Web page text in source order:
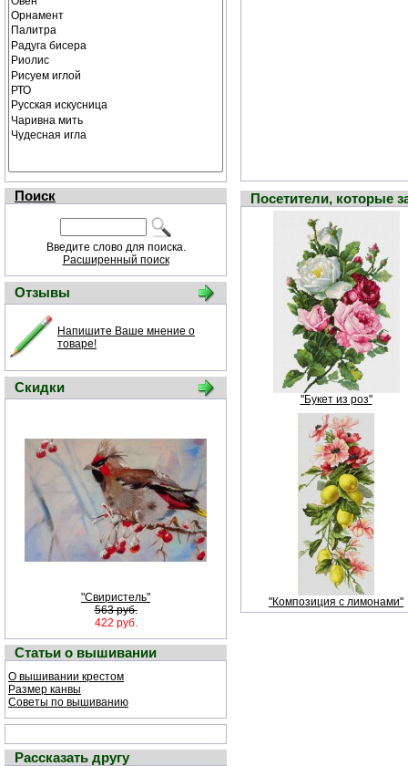
Поиск
Введите слово для поиска.
Расширенный поиск
Отзывы
Напишите Ваше мнение о
товаре!
Скидки
"Свиристель"
563 руб.
422 руб.
Статьи о вышивании
О вышивании крестом
Размер канвы
Советы по вышиванию
Рассказать другу
Посетители, которые
"Букет из роз"
"Композиция с лимонами"